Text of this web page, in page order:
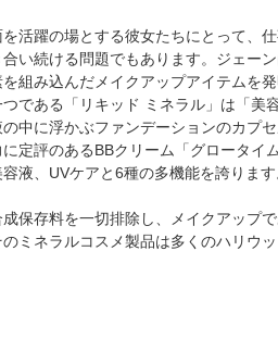
活躍の場とする彼女たちにとって、
い続ける問題でもあります。ジェー
組み込んだメイクアップアイテムを発
である「リキッド ミネラル」は「美
の中に浮かぶファンデーションのカプ
定評のあるBBクリーム「グロータイ
液、UVケアと6種の多機能を誇ります
保存料を一切排除し、メイクアップ
ミネラルコスメ製品は多くのハリウ